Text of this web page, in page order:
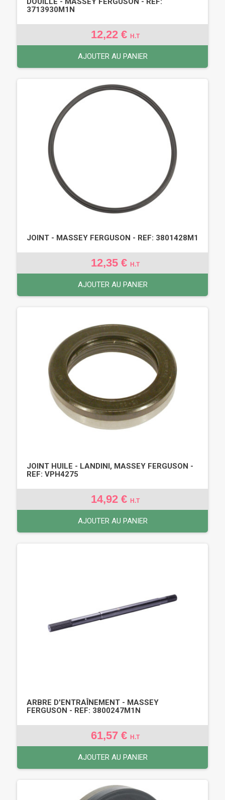
3713930M1N
12,22 € H.T
AJOUTER AU PANIER
JOINT - MASSEY FERGUSON - REF: 3801428M1
12,35 € H.T
AJOUTER AU PANIER
JOINT HUILE - LANDINI, MASSEY FERGUSON -
REF: VPH4275
14,92 € H.T
AJOUTER AU PANIER
ARBRE D'ENTRAÎNEMENT - MASSEY
FERGUSON - REF: 3800247M1N
61,57 € H.T
AJOUTER AU PANIER